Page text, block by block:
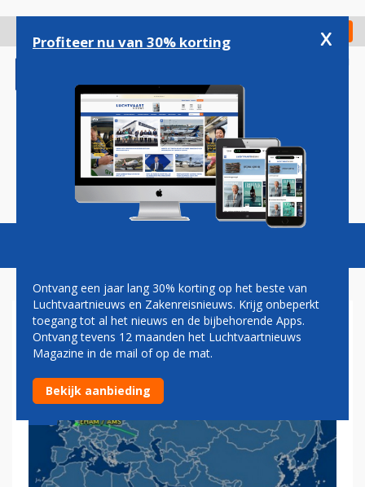
gaan
Check in
Magazine Podcasts Vacatures
'PILOTEN VLIEGEN NIET
WAAR DAT NIET KAN'
Profiteer nu van 30% korting x
Ontvang een jaar lang 30% korting op het beste van
Luchtvaartnieuws en Zakenreisnieuws. Krijg onbeperkt
toegang tot al het nieuws en de bijbehorende Apps.
Ontvang tevens 12 maanden het Luchtvaartnieuws
Magazine in de mail of op de mat.
Bekijk aanbieding